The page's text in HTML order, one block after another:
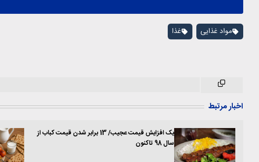
مواد غذایی غذا
اخبار مرتبط
یک افزایش قیمت عجیب/ 13 برابر شدن قیمت کباب از
سال 98 تاکنون